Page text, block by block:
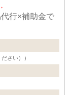
行×補助金で
さい））